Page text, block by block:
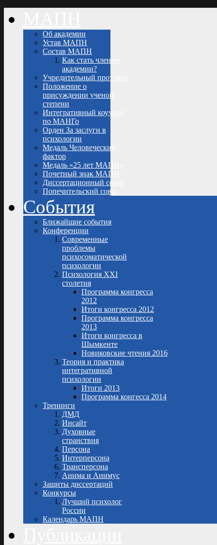
Об академии
Устав МАПН
Состав МАПН
Как стать членом
академии?
Учредительный протокол
Положение о
присуждении ученой
степени
Интегративный коучинг
по МАНГо
Орден За заслуги в
психологии
Медаль Человеческий
фактор
Медаль «25 лет МАПН»
Почетный знак МАПН
Диссертационный совет
Попечительский совет
События
Ближайшие события
Конференции
Современные
проблемы
психосоматической
психологии
Психология XXI
столетия
Программа конгресса
2012
Итоги конгресса 2012
Программа конгресса
2013
Итоги конгресса в
Шымкенте
Новиковские чтения 2016
Теория и практика
интегративной
психологии
Итоги 2013
Программа конгесса 2014
Тренинги
ДМД
Инсайт
Духовные
странствия
Персона
Интерперсона
Трансперсона
Анима и Анимус
Защиты диссертаций
Конкурсы
Лучший психолог
России
Календарь МАПН